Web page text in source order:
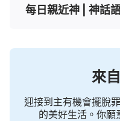
每日親近神 | 神話
來
迎接到主有機會擺脫
的美好生活。你願